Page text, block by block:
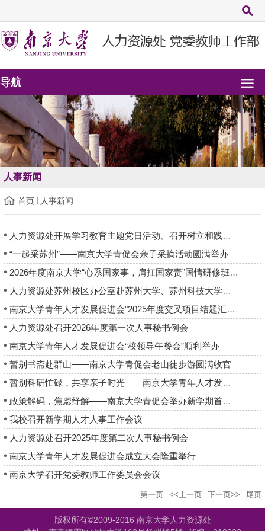
导航
人事新闻
首页 人事新闻
人力资源处开展学习教育主题党日活动、召开树立和践行正确政绩观...
“一起采苏州”——南京大学青促会亲子采摘活动圆满举办
2026年度南京大学“心系国家事，肩扛国家责”国情研修班顺利举办
人力资源处苏州校区办公室赴苏州大学、苏州科技大学调研交流
南京大学青年人才发展促进会"2025年度交叉项目结题汇报分享会"顺...
人力资源处召开2026年度第一次人事秘书例会
南京大学青年人才发展促进会“校领导午餐会”顺利举办
暂别书斋赴群山——南京大学青促会老山徒步游圆满收官
暂别科研忙碌，共享亲子时光——南京大学青年人才发展促进会汤山亲...
政策解码，焦虑纾解——南京大学青促会举办新学期首场主题活动
我校召开新学期人才人事工作会议
人力资源处召开2025年度第二次人事秘书例会
南京大学青年人才发展促进会成立大会隆重举行
南京大学召开党委教师工作委员会会议
第一页 <<上一页 下一页>> 尾页
版权所有©2009-2016 南京大学人力资源处